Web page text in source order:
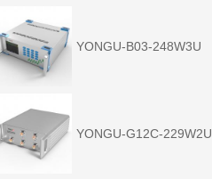
YONGU-B03-248W3U
YONGU-G12C-229W2U